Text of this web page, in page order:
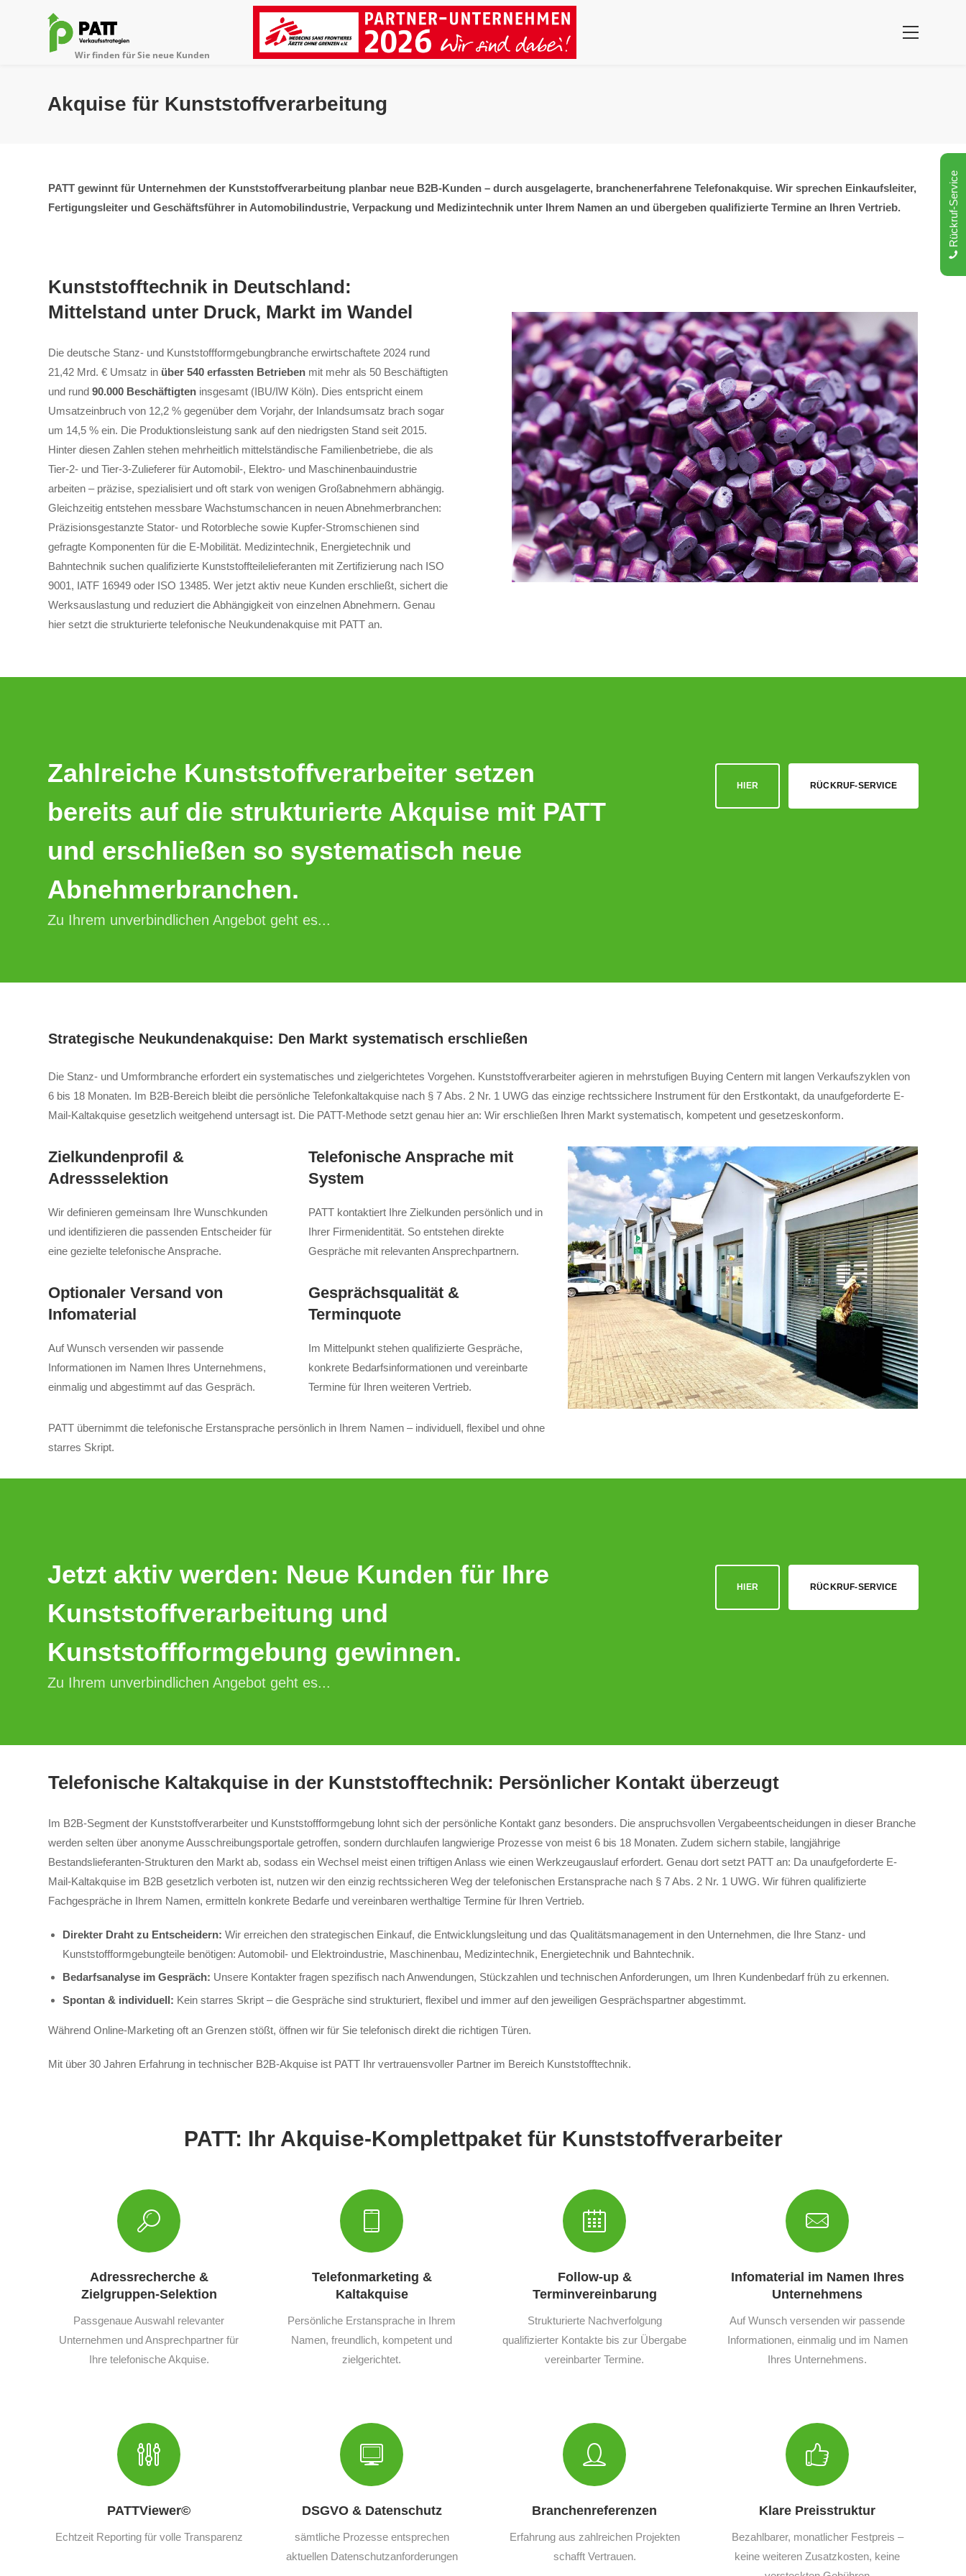
Akquise für Kunststoffverarbeitung
PATT gewinnt für Unternehmen der Kunststoffverarbeitung planbar neue B2B-Kunden – durch ausgelagerte, branchenerfahrene Telefonakquise. Wir sprechen Einkaufsleiter,
Fertigungsleiter und Geschäftsführer in Automobilindustrie, Verpackung und Medizintechnik unter Ihrem Namen an und übergeben qualifizierte Termine an Ihren Vertrieb.
Kunststofftechnik in Deutschland:
Mittelstand unter Druck, Markt im Wandel
Die deutsche Stanz- und Kunststoffformgebungbranche erwirtschaftete 2024 rund
21,42 Mrd. € Umsatz in über 540 erfassten Betrieben mit mehr als 50 Beschäftigten
und rund 90.000 Beschäftigten insgesamt (IBU/IW Köln). Dies entspricht einem
Umsatzeinbruch von 12,2 % gegenüber dem Vorjahr, der Inlandsumsatz brach sogar
um 14,5 % ein. Die Produktionsleistung sank auf den niedrigsten Stand seit 2015.
Hinter diesen Zahlen stehen mehrheitlich mittelständische Familienbetriebe, die als
Tier-2- und Tier-3-Zulieferer für Automobil-, Elektro- und Maschinenbauindustrie
arbeiten – präzise, spezialisiert und oft stark von wenigen Großabnehmern abhängig.
Gleichzeitig entstehen messbare Wachstumschancen in neuen Abnehmerbranchen:
Präzisionsgestanzte Stator- und Rotorbleche sowie Kupfer-Stromschienen sind
gefragte Komponenten für die E-Mobilität. Medizintechnik, Energietechnik und
Bahntechnik suchen qualifizierte Kunststoffteilelieferanten mit Zertifizierung nach ISO
9001, IATF 16949 oder ISO 13485. Wer jetzt aktiv neue Kunden erschließt, sichert die
Werksauslastung und reduziert die Abhängigkeit von einzelnen Abnehmern. Genau
hier setzt die strukturierte telefonische Neukundenakquise mit PATT an.
Zahlreiche Kunststoffverarbeiter setzen
bereits auf die strukturierte Akquise mit PATT
und erschließen so systematisch neue
Abnehmerbranchen.
Zu Ihrem unverbindlichen Angebot geht es...
HIER RÜCKRUF-SERVICE
Strategische Neukundenakquise: Den Markt systematisch erschließen
Die Stanz- und Umformbranche erfordert ein systematisches und zielgerichtetes Vorgehen. Kunststoffverarbeiter agieren in mehrstufigen Buying Centern mit langen Verkaufszyklen von
6 bis 18 Monaten. Im B2B-Bereich bleibt die persönliche Telefonkaltakquise nach § 7 Abs. 2 Nr. 1 UWG das einzige rechtssichere Instrument für den Erstkontakt, da unaufgeforderte E-
Mail-Kaltakquise gesetzlich weitgehend untersagt ist. Die PATT-Methode setzt genau hier an: Wir erschließen Ihren Markt systematisch, kompetent und gesetzeskonform.
Zielkundenprofil &
Adressselektion
Wir definieren gemeinsam Ihre Wunschkunden
und identifizieren die passenden Entscheider für
eine gezielte telefonische Ansprache.
Telefonische Ansprache mit
System
PATT kontaktiert Ihre Zielkunden persönlich und in
Ihrer Firmenidentität. So entstehen direkte
Gespräche mit relevanten Ansprechpartnern.
Optionaler Versand von
Infomaterial
Auf Wunsch versenden wir passende
Informationen im Namen Ihres Unternehmens,
einmalig und abgestimmt auf das Gespräch.
Gesprächsqualität &
Terminquote
Im Mittelpunkt stehen qualifizierte Gespräche,
konkrete Bedarfsinformationen und vereinbarte
Termine für Ihren weiteren Vertrieb.
PATT übernimmt die telefonische Erstansprache persönlich in Ihrem Namen – individuell, flexibel und ohne
starres Skript.
Jetzt aktiv werden: Neue Kunden für Ihre
Kunststoffverarbeitung und
Kunststoffformgebung gewinnen.
Zu Ihrem unverbindlichen Angebot geht es...
HIER RÜCKRUF-SERVICE
Telefonische Kaltakquise in der Kunststofftechnik: Persönlicher Kontakt überzeugt
Im B2B-Segment der Kunststoffverarbeiter und Kunststoffformgebung lohnt sich der persönliche Kontakt ganz besonders. Die anspruchsvollen Vergabeentscheidungen in dieser Branche
werden selten über anonyme Ausschreibungsportale getroffen, sondern durchlaufen langwierige Prozesse von meist 6 bis 18 Monaten. Zudem sichern stabile, langjährige
Bestandslieferanten-Strukturen den Markt ab, sodass ein Wechsel meist einen triftigen Anlass wie einen Werkzeugauslauf erfordert. Genau dort setzt PATT an: Da unaufgeforderte E-
Mail-Kaltakquise im B2B gesetzlich verboten ist, nutzen wir den einzig rechtssicheren Weg der telefonischen Erstansprache nach § 7 Abs. 2 Nr. 1 UWG. Wir führen qualifizierte
Fachgespräche in Ihrem Namen, ermitteln konkrete Bedarfe und vereinbaren werthaltige Termine für Ihren Vertrieb.
Direkter Draht zu Entscheidern: Wir erreichen den strategischen Einkauf, die Entwicklungsleitung und das Qualitätsmanagement in den Unternehmen, die Ihre Stanz- und
Kunststoffformgebungteile benötigen: Automobil- und Elektroindustrie, Maschinenbau, Medizintechnik, Energietechnik und Bahntechnik.
Bedarfsanalyse im Gespräch: Unsere Kontakter fragen spezifisch nach Anwendungen, Stückzahlen und technischen Anforderungen, um Ihren Kundenbedarf früh zu erkennen.
Spontan & individuell: Kein starres Skript – die Gespräche sind strukturiert, flexibel und immer auf den jeweiligen Gesprächspartner abgestimmt.
Während Online-Marketing oft an Grenzen stößt, öffnen wir für Sie telefonisch direkt die richtigen Türen.
Mit über 30 Jahren Erfahrung in technischer B2B-Akquise ist PATT Ihr vertrauensvoller Partner im Bereich Kunststofftechnik.
PATT: Ihr Akquise-Komplettpaket für Kunststoffverarbeiter
Adressrecherche &
Zielgruppen-Selektion
Passgenaue Auswahl relevanter
Unternehmen und Ansprechpartner für
Ihre telefonische Akquise.
Telefonmarketing &
Kaltakquise
Persönliche Erstansprache in Ihrem
Namen, freundlich, kompetent und
zielgerichtet.
Follow-up &
Terminvereinbarung
Strukturierte Nachverfolgung
qualifizierter Kontakte bis zur Übergabe
vereinbarter Termine.
Infomaterial im Namen Ihres
Unternehmens
Auf Wunsch versenden wir passende
Informationen, einmalig und im Namen
Ihres Unternehmens.
PATTViewer©
Echtzeit Reporting für volle Transparenz
DSGVO & Datenschutz
sämtliche Prozesse entsprechen
aktuellen Datenschutzanforderungen
Branchenreferenzen
Erfahrung aus zahlreichen Projekten
schafft Vertrauen.
Klare Preisstruktur
Bezahlbarer, monatlicher Festpreis –
keine weiteren Zusatzkosten, keine
Rückruf-Service